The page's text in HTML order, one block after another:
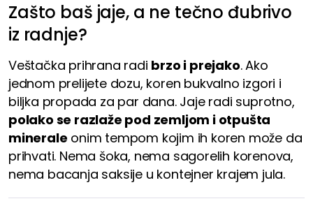
Zašto baš jaje, a ne tečno đubrivo
iz radnje?
Veštačka prihrana radi brzo i prejako. Ako
jednom prelijete dozu, koren bukvalno izgori i
biljka propada za par dana. Jaje radi suprotno,
polako se razlaže pod zemljom i otpušta
minerale onim tempom kojim ih koren može da
prihvati. Nema šoka, nema sagorelih korenova,
nema bacanja saksije u kontejner krajem jula.